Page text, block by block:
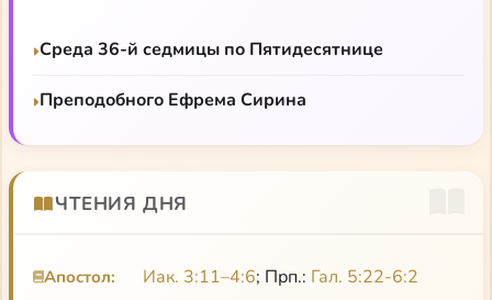
преображенская. Христианство в жизни и
творчестве Бориса Пастернака»
Статья Мочульского «Проза Бориса Пастернака»
Авторская программа Натальи Ивановой «Борис
Прорамма «Библейский сюжет». Преображение
Среда 36-й седмицы по Пятидесятнице
Преподобного Ефрема Сирина
ЧТЕНИЯ ДНЯ
Апостол: Иак. 3:11–4:6; Прп.: Гал. 5:22-6:2